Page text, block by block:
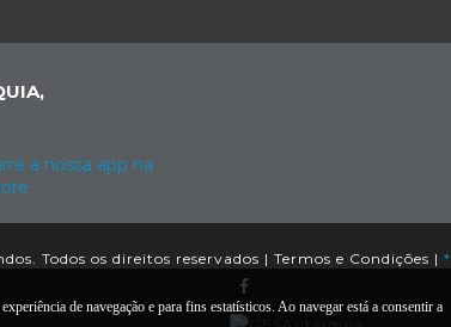
Todos os direitos reservados | Termos e Condições | *
de navegação e para fins estatísticos. Ao navegar está a consentir a